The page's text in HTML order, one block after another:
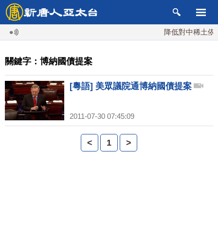
降低對中稀土依
關鍵字：博納國債提案
[粵語] 美眾議院通博納國債提案
2011-07-30 07:45:09
< 1 >